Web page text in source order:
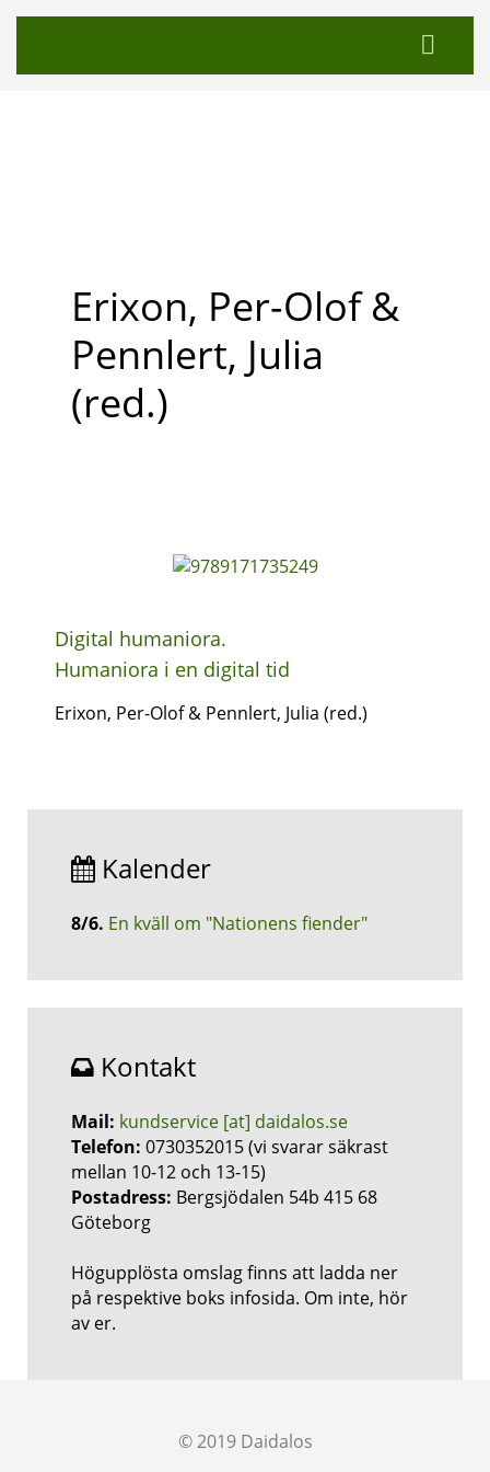
Erixon, Per-Olof &
Pennlert, Julia
(red.)
Digital humaniora.
Humaniora i en digital tid
Erixon, Per-Olof & Pennlert, Julia (red.)
Kalender
8/6. En kväll om "Nationens fiender"
Kontakt
Mail: kundservice [at] daidalos.se
Telefon: 0730352015 (vi svarar säkrast
mellan 10-12 och 13-15)
Postadress: Bergsjödalen 54b 415 68
Göteborg
Högupplösta omslag finns att ladda ner
på respektive boks infosida. Om inte, hör
av er.
© 2019 Daidalos